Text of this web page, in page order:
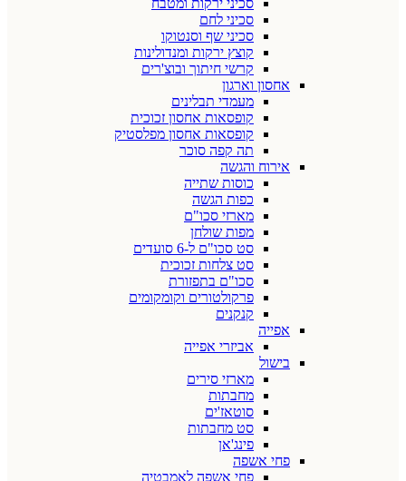
סכיני ירקות ומטבח
סכיני לחם
סכיני שף וסנטוקו
קוצץ ירקות ומנדולינות
קרשי חיתוך ובוצ'רים
אחסון וארגון
מעמדי תבלינים
קופסאות אחסון זכוכית
קופסאות אחסון מפלסטיק
תה קפה סוכר
אירוח והגשה
כוסות שתייה
כפות הגשה
מארזי סכו"ם
מפות שולחן
סט סכו"ם ל-6 סועדים
סט צלחות זכוכית
סכו"ם בתפזורת
פרקולטורים וקומקומים
קנקנים
אפייה
אביזרי אפייה
בישול
מארזי סירים
מחבתות
סוטאז'ים
סט מחבתות
פינג'אן
פחי אשפה
פחי אשפה לאמבטיה